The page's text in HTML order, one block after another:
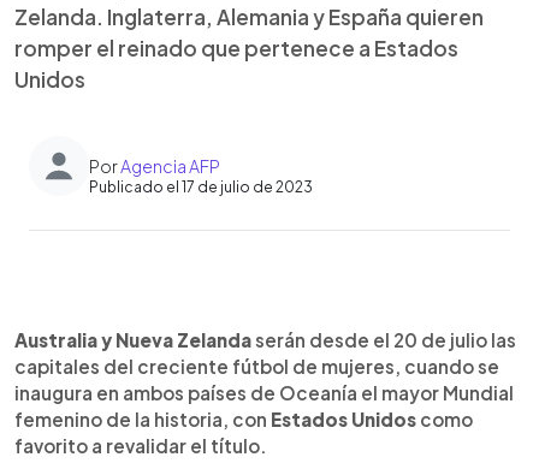
Zelanda. Inglaterra, Alemania y España quieren
romper el reinado que pertenece a Estados
Unidos
PorAgencia AFP
Publicado el 17 de julio de 2023
► Escuchar artículo
Australia y Nueva Zelandaserán desde el 20 de julio las
capitales del creciente fútbol de mujeres, cuando se
inaugura en ambos países de Oceanía el mayor Mundial
femenino de la historia, con Estados Unidos como
favorito a revalidar el título.